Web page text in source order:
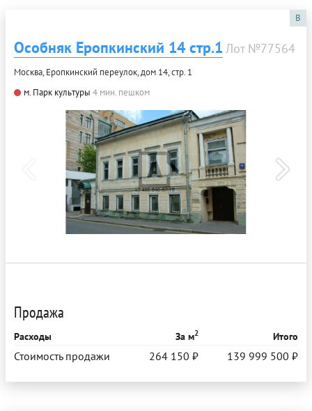
B
Особняк Еропкинский 14 стр.1 Лот №77564
Москва, Еропкинский переулок, дом 14, стр. 1
м. Парк культуры 4 мин. пешком
Продажа
Расходы За м2 Итого
Стоимость продажи 264 150 ₽ 139 999 500 ₽